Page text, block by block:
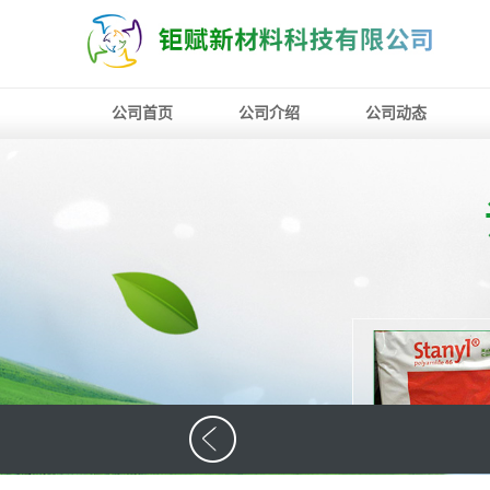
公司首页 公司介绍 公司动态